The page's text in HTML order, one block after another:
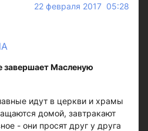
22 февраля 2017 05:28
завершает Масленую
идут в церкви и храмы
домой, завтракают
- они просят друг у друга